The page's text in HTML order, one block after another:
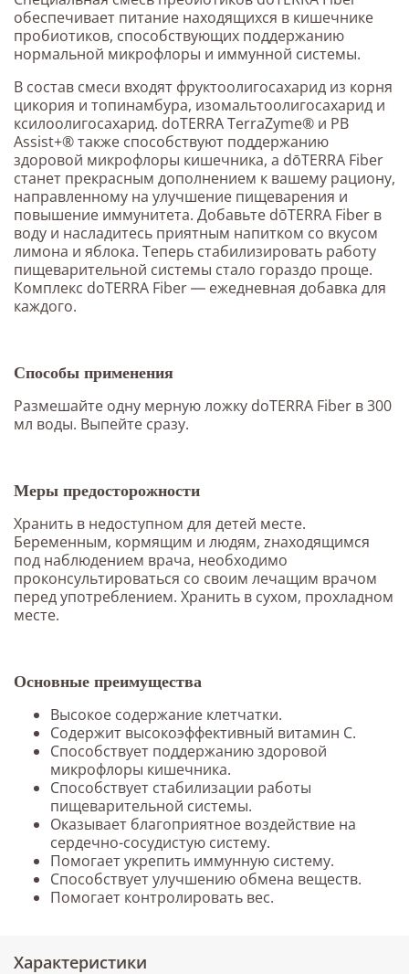
обеспечивает питание находящихся в кишечнике
пробиотиков, способствующих поддержанию
нормальной микрофлоры и иммунной системы.
В состав смеси входят фруктоолигосахарид из корня
цикория и топинамбура, изомальтоолигосахарид и
ксилоолигосахарид. doTERRA TerraZyme® и PB
Assist+® также способствуют поддержанию
здоровой микрофлоры кишечника, а dōTERRA Fiber
станет прекрасным дополнением к вашему рациону,
направленному на улучшение пищеварения и
повышение иммунитета. Добавьте dōTERRA Fiber в
воду и насладитесь приятным напитком со вкусом
лимона и яблока. Теперь стабилизировать работу
пищеварительной системы стало гораздо проще.
Комплекс doTERRA Fiber ― ежедневная добавка для
каждого.
Способы применения
Размешайте одну мерную ложку doTERRA Fiber в 300
мл воды. Выпейте сразу.
Меры предосторожности
Хранить в недоступном для детей месте.
Беременным, кормящим и людям, zнаходящимся
под наблюдением врача, необходимо
проконсультироваться со своим лечащим врачом
перед употреблением. Хранить в сухом, прохладном
месте.
Основные преимущества
Высокое содержание клетчатки.
Содержит высокоэффективный витамин C.
Способствует поддержанию здоровой
микрофлоры кишечника.
Способствует стабилизации работы
пищеварительной системы.
Оказывает благоприятное воздействие на
сердечно-сосудистую систему.
Помогает укрепить иммунную систему.
Способствует улучшению обмена веществ.
Помогает контролировать вес.
Характеристики